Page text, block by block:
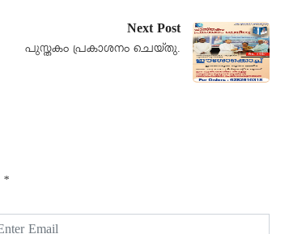
Next Post
പുസ്തകം പ്രകാശനം ചെയ്തു.
*